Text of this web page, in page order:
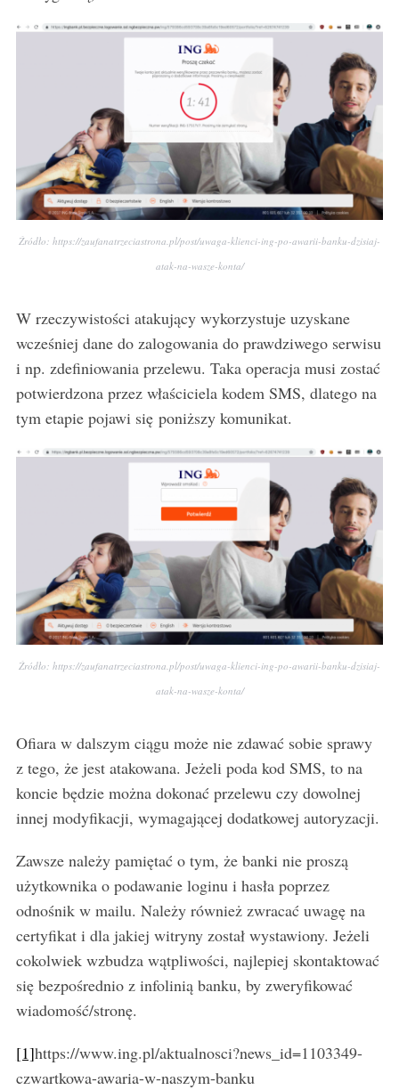
Źródło: https://zaufanatrzeciastrona.pl/post/uwaga-klienci-ing-po-awarii-banku-dzisiaj-
atak-na-wasze-konta/
W rzeczywistości atakujący wykorzystuje uzyskane
wcześniej dane do zalogowania do prawdziwego serwisu
i np. zdefiniowania przelewu. Taka operacja musi zostać
potwierdzona przez właściciela kodem SMS, dlatego na
tym etapie pojawi się poniższy komunikat.
Źródło: https://zaufanatrzeciastrona.pl/post/uwaga-klienci-ing-po-awarii-banku-dzisiaj-
atak-na-wasze-konta/
Ofiara w dalszym ciągu może nie zdawać sobie sprawy
z tego, że jest atakowana. Jeżeli poda kod SMS, to na
koncie będzie można dokonać przelewu czy dowolnej
innej modyfikacji, wymagającej dodatkowej autoryzacji.
Zawsze należy pamiętać o tym, że banki nie proszą
użytkownika o podawanie loginu i hasła poprzez
odnośnik w mailu. Należy również zwracać uwagę na
certyfikat i dla jakiej witryny został wystawiony. Jeżeli
cokolwiek wzbudza wątpliwości, najlepiej skontaktować
się bezpośrednio z infolinią banku, by zweryfikować
wiadomość/stronę.
[1]https://www.ing.pl/aktualnosci?news_id=1103349-
czwartkowa-awaria-w-naszym-banku